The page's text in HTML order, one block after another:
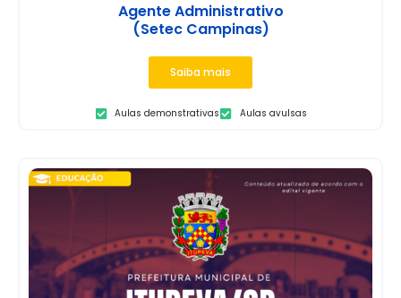
Agente Administrativo
(Setec Campinas)
Saiba mais
Aulas demonstrativas Aulas avulsas